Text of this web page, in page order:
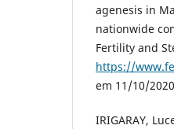
agenesis in
nationwide
Fertility and
https://
em 11/10/
IRIGARAY,